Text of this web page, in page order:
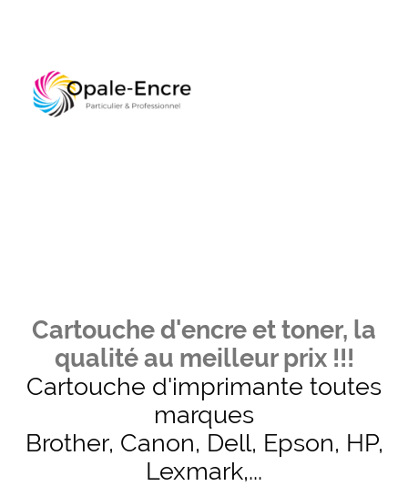
Cartouche d'encre et toner, la
qualité au meilleur prix !!!
Cartouche d'imprimante toutes
marques
Brother, Canon, Dell, Epson, HP,
Lexmark,...